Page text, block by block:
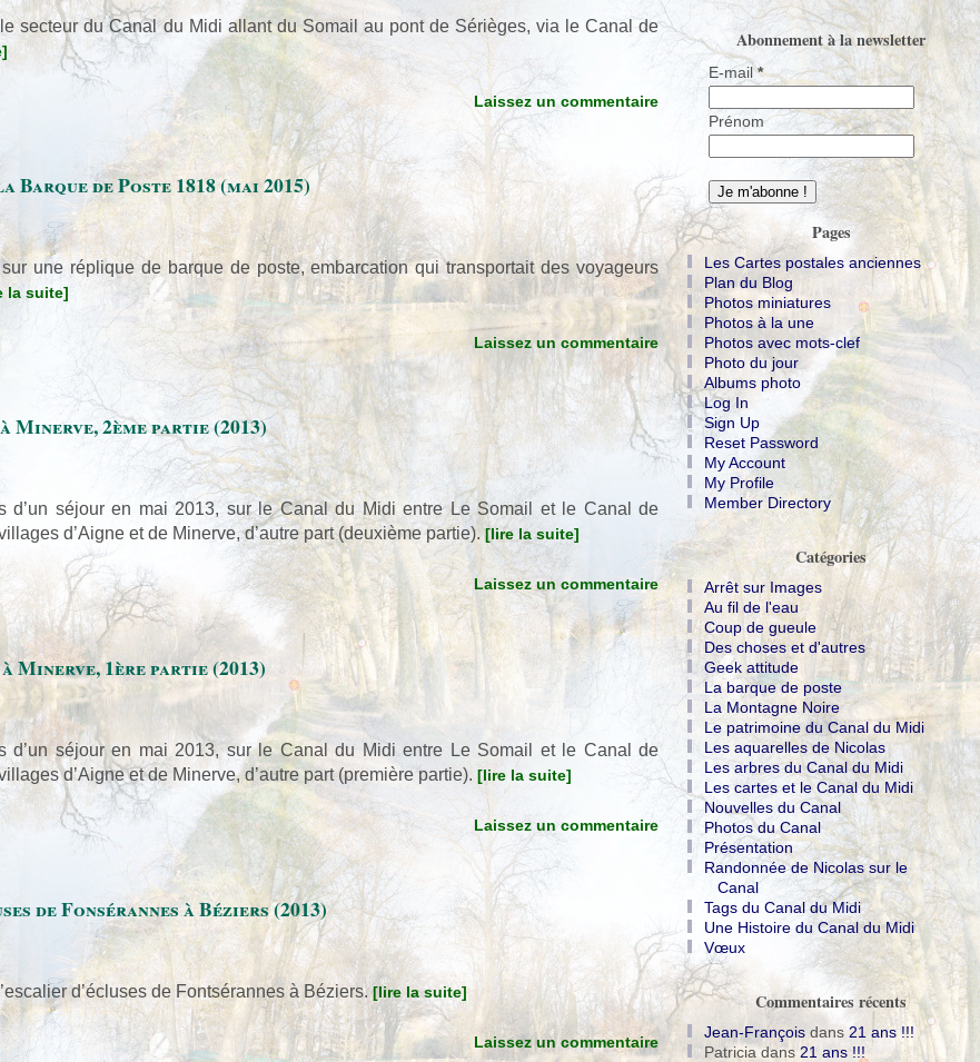
Abonnement à la newsletter
E-mail*
Prénom
Pages
Les Cartes postales anciennes
Plan du Blog
Photos miniatures
Photos à la une
Photos avec mots-clef
Photo du jour
Albums photo
Log In
Sign Up
Reset Password
My Account
My Profile
Member Directory
Catégories
Arrêt sur Images
Au fil de l'eau
Coup de gueule
Des choses et d'autres
Geek attitude
La barque de poste
La Montagne Noire
Le patrimoine du Canal du Midi
Les aquarelles de Nicolas
Les arbres du Canal du Midi
Les cartes et le Canal du Midi
Nouvelles du Canal
Photos du Canal
Présentation
Randonnée de Nicolas sur le
Canal
Tags du Canal du Midi
Une Histoire du Canal du Midi
Vœux
Commentaires récents
Jean-François dans 21 ans !!!
Patriciadans 21 ans !!!
secteur du Canal du Midi allant du Somail au pont de Sérièges, via le Canal de
Laissez un commentaire
de Poste 1818 (mai 2015)
une réplique de barque de poste, embarcation qui transportait des voyageurs
la suite]
Laissez un commentaire
Minerve, 2ème partie (2013)
d’un séjour en mai 2013, sur le Canal du Midi entre Le Somail et le Canal de
d’Aigne et de Minerve, d’autre part (deuxième partie).[lire la suite]
Laissez un commentaire
Minerve, 1ère partie (2013)
d’un séjour en mai 2013, sur le Canal du Midi entre Le Somail et le Canal de
d’Aigne et de Minerve, d’autre part (première partie). [lire la suite]
Laissez un commentaire
de Fonsérannes à Béziers (2013)
d’écluses de Fontsérannes à Béziers.[lire la suite]
Laissez un commentaire